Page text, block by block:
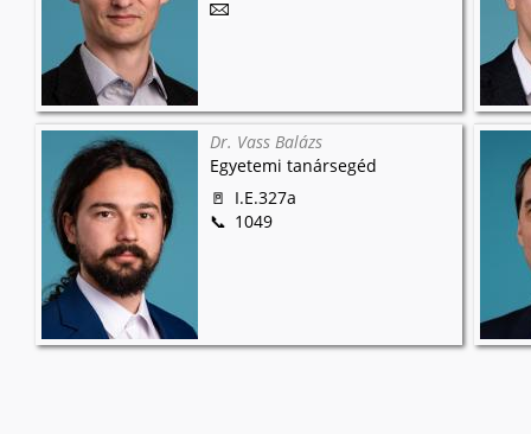
Dr. Vass Balázs
Egyetemi tanársegéd
I.E.327a
1049